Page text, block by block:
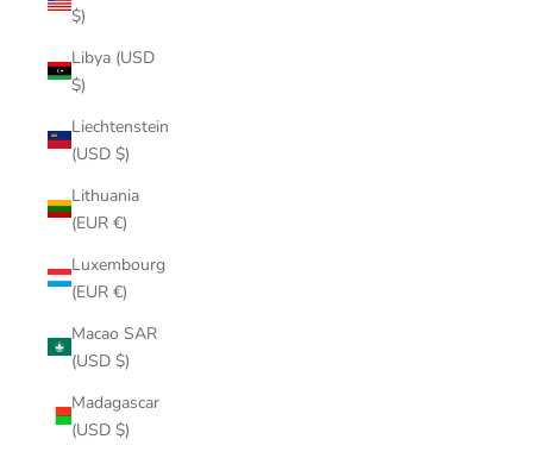
$)
Libya (USD
$)
Liechtenstein
(USD $)
Lithuania
(EUR €)
Luxembourg
(EUR €)
Macao SAR
(USD $)
Madagascar
(USD $)